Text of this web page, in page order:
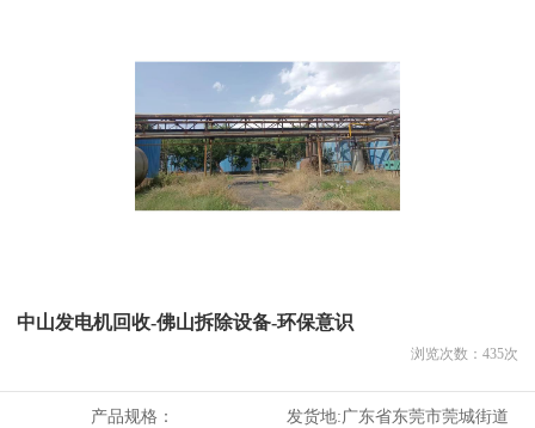
中山发电机回收-佛山拆除设备-环保意识
浏览次数： 435次
产品规格： 发货地:广东省东莞市莞城街道